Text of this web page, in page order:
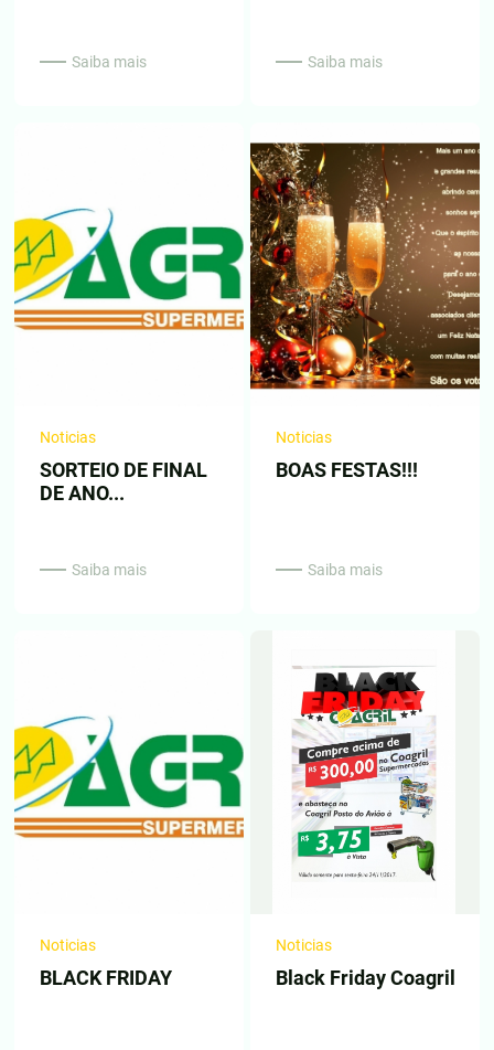
Saiba mais Saiba mais
Noticias
SORTEIO DE FINAL
DE ANO...
Saiba mais
Noticias
BOAS FESTAS!!!
Saiba mais
Noticias
BLACK FRIDAY
Noticias
Black Friday Coagril